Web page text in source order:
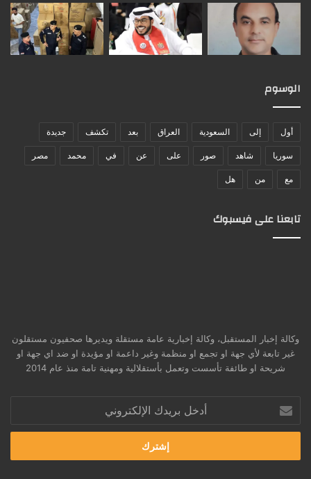
الوسوم
أول إلى السعودية العراق بعد تكشف جديدة
سوريا شاهد صور على عن في محمد مصر
مع من هل
تابعنا على فيسبوك
وكالة إخبار المستقبل، وكالة إخبارية عامة مستقلة ويديرها صحفيون مستقلون
غير تابعة لأي جهة او تجمع او منظمة وغير داعمة او مؤيدة او ضد اي جهة او
شريحة او طائفة تأسست وتعمل بأستقلالية ومهنية تامة منذ عام 2014
أدخل
بريدك
الإلكتروني